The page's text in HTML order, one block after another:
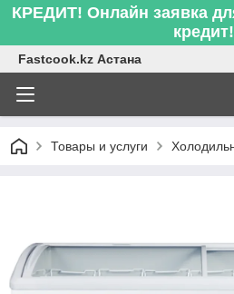
КРЕДИТ! Онлайн заявка
кредит!
Fastcook.kz Астана
Товары и услуги